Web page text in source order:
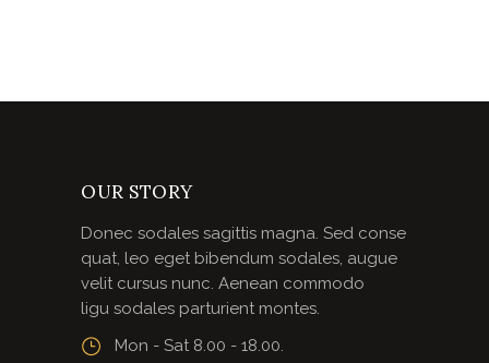
OUR STORY
Donec sodales sagittis magna. Sed conse
quat, leo eget bibendum sodales, augue
velit cursus nunc. Aenean commodo
ligu sodales parturient montes.
Mon - Sat 8.00 - 18.00.